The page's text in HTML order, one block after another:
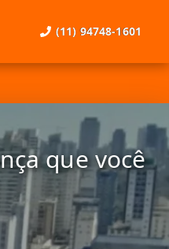
(11) 94748-1601
que você